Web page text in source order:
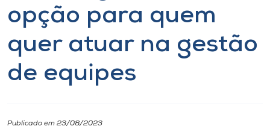
Atendimento ao Estudante
Portal de Ensino
opção para quem
quer atuar na gestão
de equipes
Publicado em 23/08/2023